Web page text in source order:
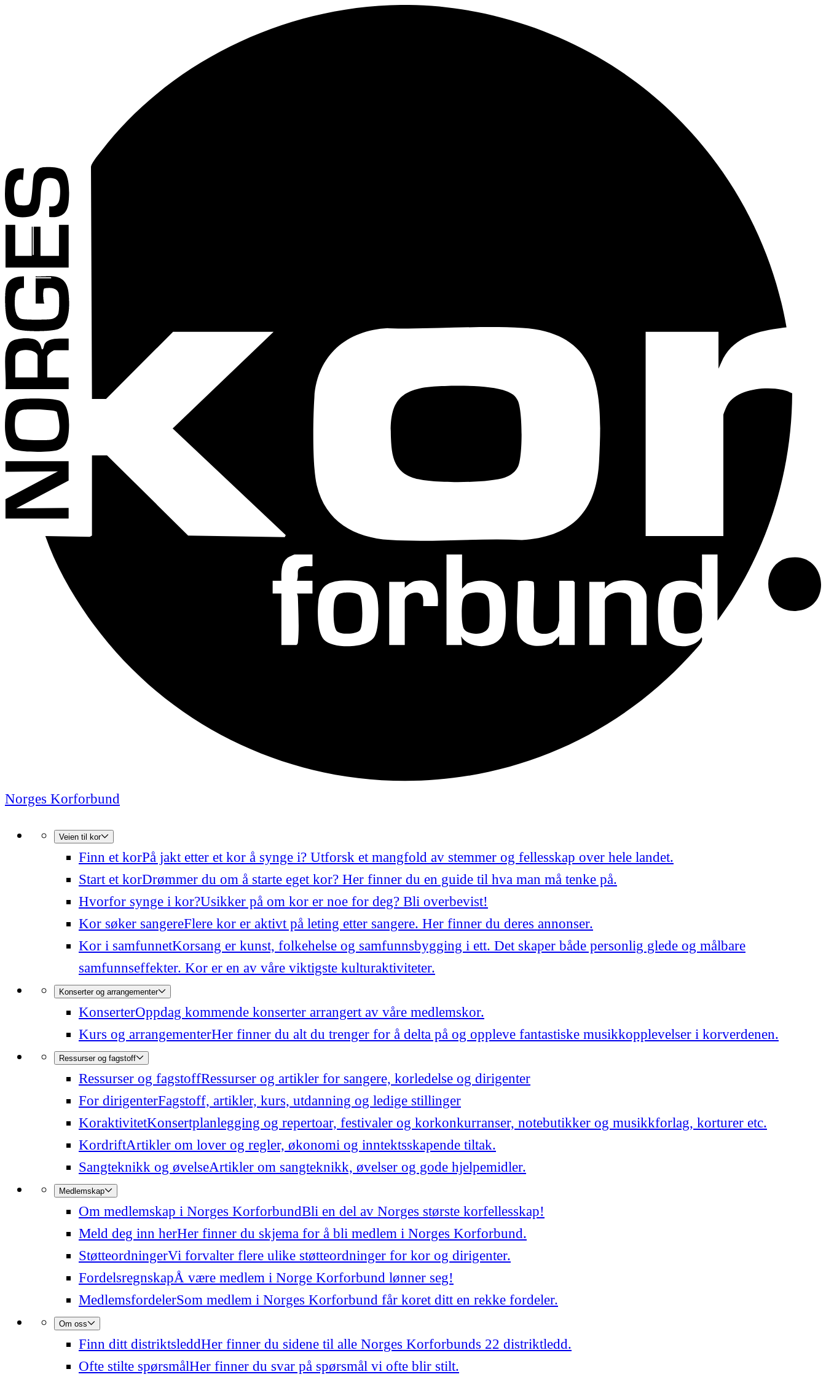
Norges Korforbund
Veien til kor
Finn et korPå jakt etter et kor å synge i? Utforsk et mangfold av stemmer og fellesskap over hele landet.
Start et korDrømmer du om å starte eget kor? Her finner du en guide til hva man må tenke på.
Hvorfor synge i kor?Usikker på om kor er noe for deg? Bli overbevist!
Kor søker sangereFlere kor er aktivt på leting etter sangere. Her finner du deres annonser.
Kor i samfunnetKorsang er kunst, folkehelse og samfunnsbygging i ett. Det skaper både personlig glede og målbare
samfunnseffekter. Kor er en av våre viktigste kulturaktiviteter.
Konserter og arrangementer
KonserterOppdag kommende konserter arrangert av våre medlemskor.
Kurs og arrangementerHer finner du alt du trenger for å delta på og oppleve fantastiske musikkopplevelser i korverdenen.
Ressurser og fagstoff
Ressurser og fagstoffRessurser og artikler for sangere, korledelse og dirigenter
For dirigenterFagstoff, artikler, kurs, utdanning og ledige stillinger
KoraktivitetKonsertplanlegging og repertoar, festivaler og korkonkurranser, notebutikker og musikkforlag, korturer etc.
KordriftArtikler om lover og regler, økonomi og inntektsskapende tiltak.
Sangteknikk og øvelseArtikler om sangteknikk, øvelser og gode hjelpemidler.
Medlemskap
Om medlemskap i Norges KorforbundBli en del av Norges største korfellesskap!
Meld deg inn herHer finner du skjema for å bli medlem i Norges Korforbund.
StøtteordningerVi forvalter flere ulike støtteordninger for kor og dirigenter.
FordelsregnskapÅ være medlem i Norge Korforbund lønner seg!
MedlemsfordelerSom medlem i Norges Korforbund får koret ditt en rekke fordeler.
Om oss
Finn ditt distriktsleddHer finner du sidene til alle Norges Korforbunds 22 distriktledd.
Ofte stilte spørsmålHer finner du svar på spørsmål vi ofte blir stilt.